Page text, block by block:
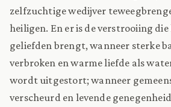
zelfzuchtige wedijver
heiligen. En er is de verstrooiing
geliefden brengt, wanneer sterke
verbroken en warme liefde als
wordt uitgestort; wanneer
verscheurd en levende